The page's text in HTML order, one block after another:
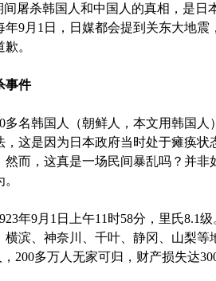
杀韩国人和中国人的真相，是日
年9月1日，日媒都会提到关东大地
。
事件
名韩国人（朝鲜人，本文用韩国人
，这是因为日本政府当时处于瘫痪
然而，这真是一场民间暴乱吗？并
9月1日上午11时58分，里氏8.1
横滨、神奈川、千叶、静冈、山梨
200多万人无家可归，财产损失达